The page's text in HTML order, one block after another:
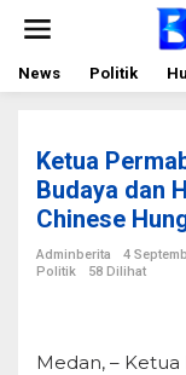
News Politik
Ketua
Budaya dan
Chinese
Adminberita
4
Politik
58 Dilihat
Medan, –